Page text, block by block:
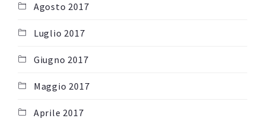
Agosto 2017
Luglio 2017
Giugno 2017
Maggio 2017
Aprile 2017